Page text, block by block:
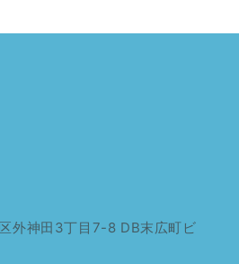
外神田3丁目7-8 DB末広町ビ